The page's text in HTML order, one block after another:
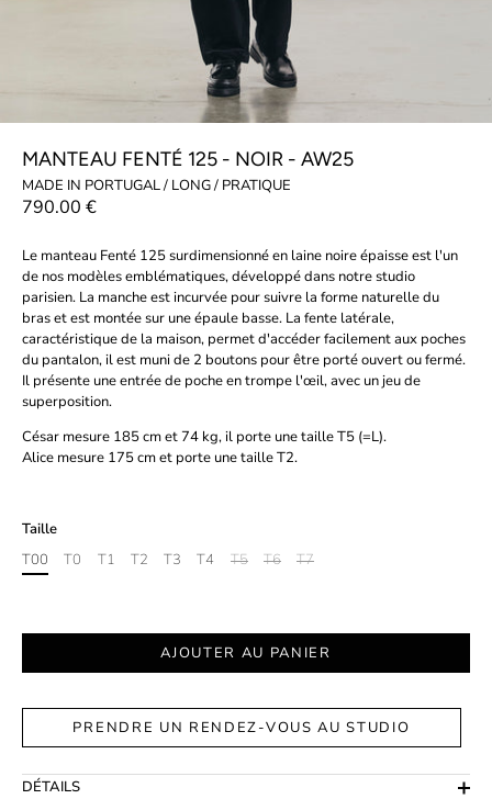
MANTEAU FENTÉ 125 - NOIR - AW25
MADE IN PORTUGAL / LONG / PRATIQUE
790.00 €
Le manteau Fenté 125 surdimensionné en laine noire épaisse est l'un
de nos modèles emblématiques, développé dans notre studio
parisien. La manche est incurvée pour suivre la forme naturelle du
bras et est montée sur une épaule basse. La fente latérale,
caractéristique de la maison, permet d'accéder facilement aux poches
du pantalon, il est muni de 2 boutons pour être porté ouvert ou fermé.
Il présente une entrée de poche en trompe l'œil, avec un jeu de
superposition.
César mesure 185 cm et 74 kg, il porte une taille T5 (=L).
Alice mesure 175 cm et porte une taille T2.
Taille
T00
T0 T1 T2 T3 T4 T5 T6 T7
AJOUTER AU PANIER
PRENDRE UN RENDEZ-VOUS AU STUDIO
DÉTAILS